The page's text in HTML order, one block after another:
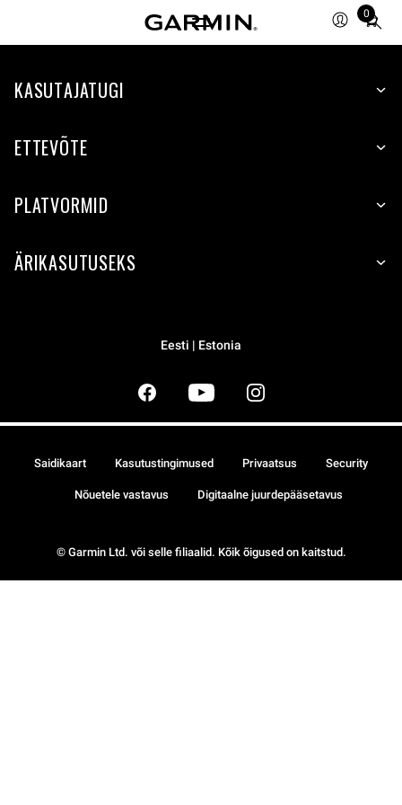
0
Total
items
cart:
KASUTAJATUGI
ETTEVÕTE
PLATVORMID
ÄRIKASUTUSEKS
Eesti | Estonia
© Garmin Ltd. või selle filiaalid. Kõik õigused on kaitstud.
Saidikaart Kasutustingimused Privaatsus Security
Nõuetele vastavus Digitaalne juurdepääsetavus